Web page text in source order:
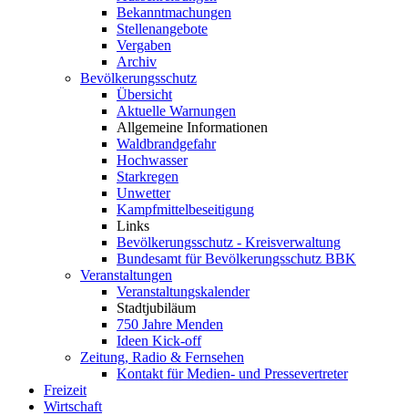
Bekanntmachungen
Stellenangebote
Vergaben
Archiv
Bevölkerungsschutz
Übersicht
Aktuelle Warnungen
Allgemeine Informationen
Waldbrandgefahr
Hochwasser
Starkregen
Unwetter
Kampfmittelbeseitigung
Links
Bevölkerungsschutz - Kreisverwaltung
Bundesamt für Bevölkerungsschutz BBK
Veranstaltungen
Veranstaltungskalender
Stadtjubiläum
750 Jahre Menden
Ideen Kick-off
Zeitung, Radio & Fernsehen
Kontakt für Medien- und Pressevertreter
Freizeit
Wirtschaft